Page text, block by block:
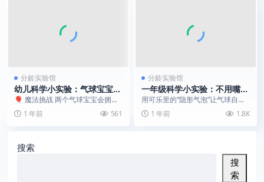
分龄实验馆
幼儿科学小实验：气球宝宝的
“磁力”新衣！| 擦一擦，能抱
抱能推推，还能让纸板滑滑梯
🎈 魔法挑战 两个气球宝宝会拥抱
也会打架！当它们穿上"静电魔法
衣"，就能隔着空气...
1 年前 561
分龄实验馆
一年级科学小实验：不用嘴吹
的气球 | 可乐+曼妥思，一秒
变“充气泵”
用可乐里的“隐形气泡”让气球自己
变大！ 📝 材料清单 塑料瓶装可乐
（500ml，...
1 年前 1.8K
搜索
搜
索